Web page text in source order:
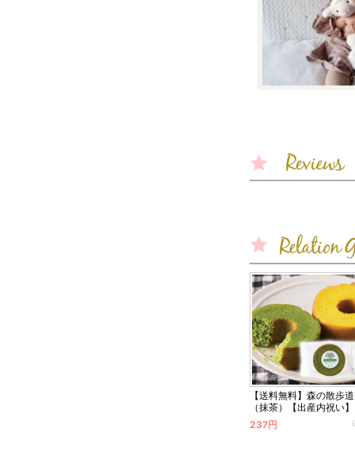
【送料無料】森の散歩道
（抹茶）【出産内祝い】
237円